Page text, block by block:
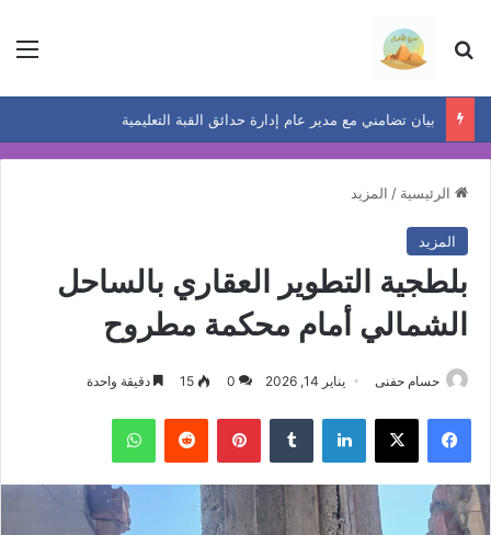
بحث عن
بيان تضامني مع مدير عام إدارة حدائق القبة التعليمية
الرئيسية / المزيد
المزيد
بلطجية التطوير العقاري بالساحل
الشمالي أمام محكمة مطروح
حسام حفنى يناير 14, 2026 0
15 دقيقة واحدة
فيسبوك ‫X لينكدإن بينتيريست واتساب